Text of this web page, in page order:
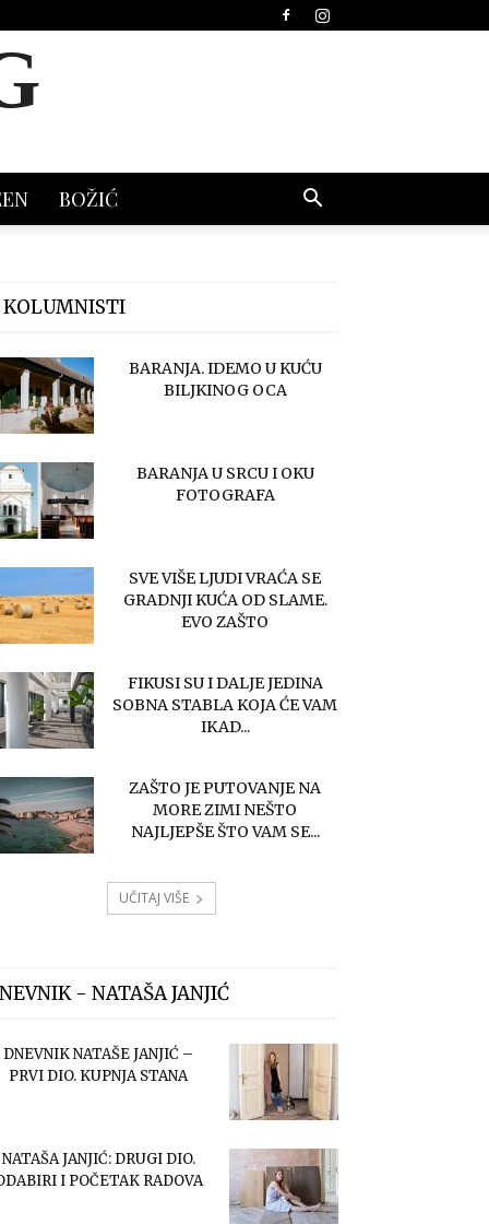
BOŽIĆ
KOLUMNISTI
BARANJA. IDEMO U KUĆU
BILJKINOG OCA
BARANJA U SRCU I OKU
FOTOGRAFA
SVE VIŠE LJUDI VRAĆA SE
GRADNJI KUĆA OD SLAME.
EVO ZAŠTO
FIKUSI SU I DALJE JEDINA
SOBNA STABLA KOJA ĆE VAM
IKAD...
ZAŠTO JE PUTOVANJE NA
MORE ZIMI NEŠTO
NAJLJEPŠE ŠTO VAM SE...
UČITAJ VIŠE
- NATAŠA JANJIĆ
DNEVNIK NATAŠE JANJIĆ –
PRVI DIO. KUPNJA STANA
NATAŠA JANJIĆ: DRUGI DIO.
I POČETAK RADOVA